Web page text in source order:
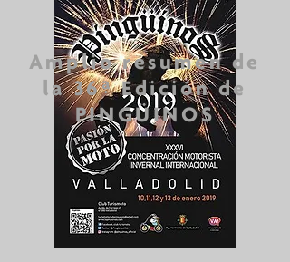
Amplio resumen de
la 36ª Edición de
PINGÜINOS